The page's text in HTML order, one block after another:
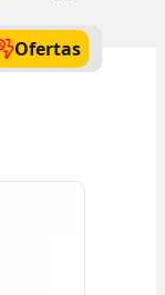
Ofertas